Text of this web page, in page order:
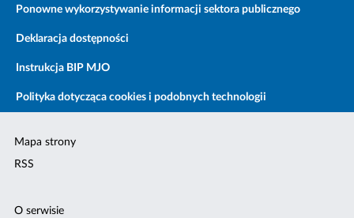
Ponowne wykorzystywanie informacji sektora publicznego
Deklaracja dostępności
Instrukcja BIP MJO
Polityka dotycząca cookies i podobnych technologii
Mapa strony
RSS
O serwisie